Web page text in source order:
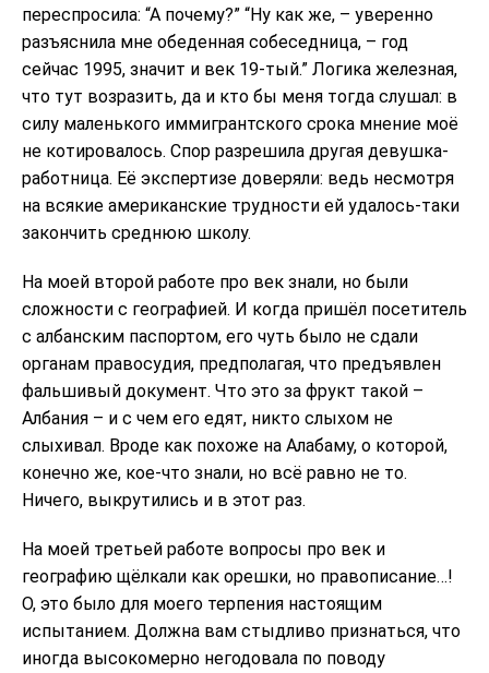
переспросила: “А почему?” “Ну как же, – уверенно
разъяснила мне обеденная собеседница, – год
сейчас 1995, значит и век 19-тый.” Логика железная,
что тут возразить, да и кто бы меня тогда слушал: в
силу маленького иммигрантского срока мнение моё
не котировалось. Спор разрешила другая девушка-
работница. Её экспертизе доверяли: ведь несмотря
на всякие американские трудности ей удалось-таки
закончить среднюю школу.
На моей второй работе про век знали, но были
сложности с географией. И когда пришёл посетитель
с албанским паспортом, его чуть было не сдали
органам правосудия, предполагая, что предъявлен
фальшивый документ. Что это за фрукт такой –
Албания – и с чем его едят, никто слыхом не
слыхивал. Вроде как похоже на Алабаму, о которой,
конечно же, кое-что знали, но всё равно не то.
Ничего, выкрутились и в этот раз.
На моей третьей работе вопросы про век и
географию щёлкали как орешки, но правописание…!
О, это было для моего терпения настоящим
испытанием. Должна вам стыдливо признаться, что
иногда высокомерно негодовала по поводу